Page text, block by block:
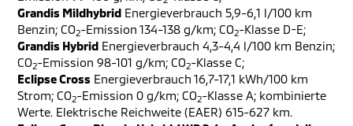
Grandis Mildhybrid Energieverbrauch 5,9-6,1 l/100 km
Benzin; CO2-Emission 134-138 g/km; CO2-Klasse D-E;
Grandis Hybrid Energieverbrauch 4,3-4,4 l/100 km Benzin;
CO2-Emission 98-101 g/km; CO2-Klasse C;
Eclipse Cross Energieverbrauch 16,7-17,1 kWh/100 km
Strom; CO2-Emission 0 g/km; CO2-Klasse A; kombinierte
Werte. Elektrische Reichweite (EAER) 615-627 km.